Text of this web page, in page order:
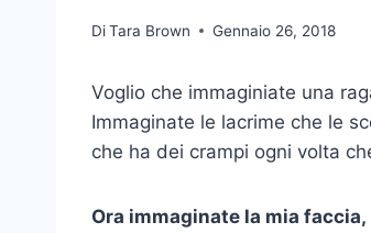
DiTara Brown Gennaio 26, 2018
Voglio che immaginiate una
Immaginate le lacrime che le
che ha dei crampi ogni volta
Ora immaginate la mia